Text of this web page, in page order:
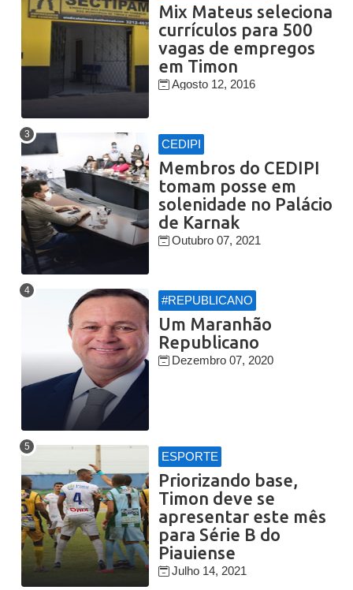
Mix Mateus seleciona
currículos para 500
vagas de empregos
em Timon
Agosto 12, 2016
CEDIPI
Membros do CEDIPI
tomam posse em
solenidade no Palácio
de Karnak
Outubro 07, 2021
#REPUBLICANO
Um Maranhão
Republicano
Dezembro 07, 2020
ESPORTE
Priorizando base,
Timon deve se
apresentar este mês
para Série B do
Piauiense
Julho 14, 2021